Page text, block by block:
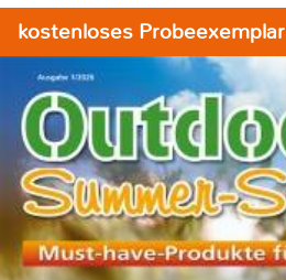
kostenloses Probeexemplar